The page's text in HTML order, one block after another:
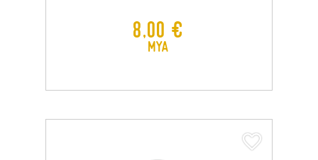
Prix
8,00 €
MYA
favorite_border